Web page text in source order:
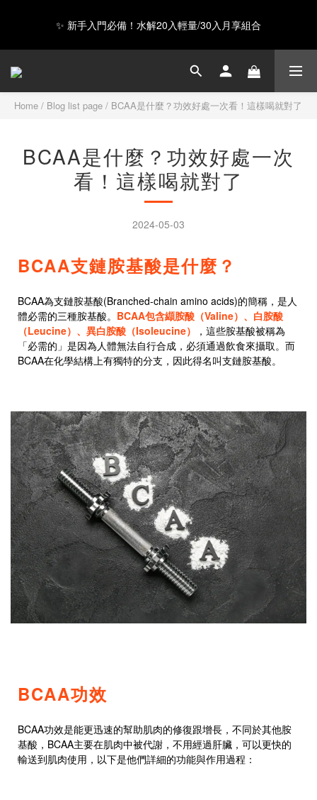
GAIA 超級蛋白全新上市，給你超級力量 ❤️
✨ 新手入門必備！水解20入輕量/30入月享組合
下單爸爸的高蛋白💕
Home / Blog list page / BCAA是什麼？功效好處一次看！這樣喝就對了
BCAA是什麼？功效好處一次
看！這樣喝就對了
2024-05-03
BCAA支鏈胺基酸是什麼？
BCAA為支鏈胺基酸(Branched-chain amino acids)的簡稱，是人
體必需的三種胺基酸。 BCAA包含纈胺酸（Valine）、白胺酸
（Leucine）、異白胺酸（Isoleucine）
，這些胺基酸被稱為
「必需的」是因為人體無法自行合成，必須通過飲食來攝取。而
BCAA在化學結構上有獨特的分支，因此得名叫支鏈胺基酸。
BCAA功效
BCAA功效是能更迅速的幫助肌肉的修復跟增長，不同於其他胺
基酸，BCAA主要在肌肉中被代謝，不用經過肝臟，可以更快的
輸送到肌肉使用，以下是他們詳細的功能與作用過程：